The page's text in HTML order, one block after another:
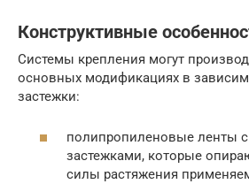
Конструктивные
Системы крепления могут
основных модификациях в
застежки:
полипропиленовые ленты с
застежками, которые
силы растяжения